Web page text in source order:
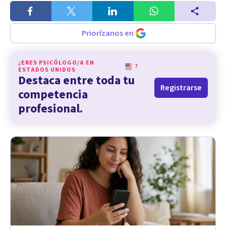
Priorízanos en
¿ERES PSICÓLOGO/A EN
ESTADOS UNIDOS
?
Destaca entre toda tu
competencia
profesional.
Registrarse